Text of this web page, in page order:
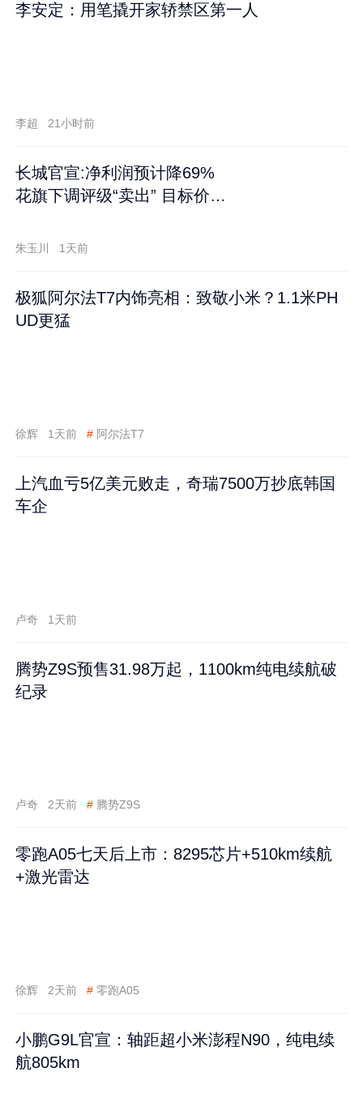
李安定：用笔撬开家轿禁区第一人
李超 21小时前
长城官宣:净利润预计降69%
花旗下调评级“卖出” 目标价再
朱玉川 1天前
极狐阿尔法T7内饰亮相：致敬小米？1.1米PH
UD更猛
徐辉 1天前 # 阿尔法T7
上汽血亏5亿美元败走，奇瑞7500万抄底韩国
车企
卢奇 1天前
腾势Z9S预售31.98万起，1100km纯电续航破
纪录
卢奇 2天前 # 腾势Z9S
零跑A05七天后上市：8295芯片+510km续航
+激光雷达
徐辉 2天前 # 零跑A05
小鹏G9L官宣：轴距超小米澎程N90，纯电续
航805km